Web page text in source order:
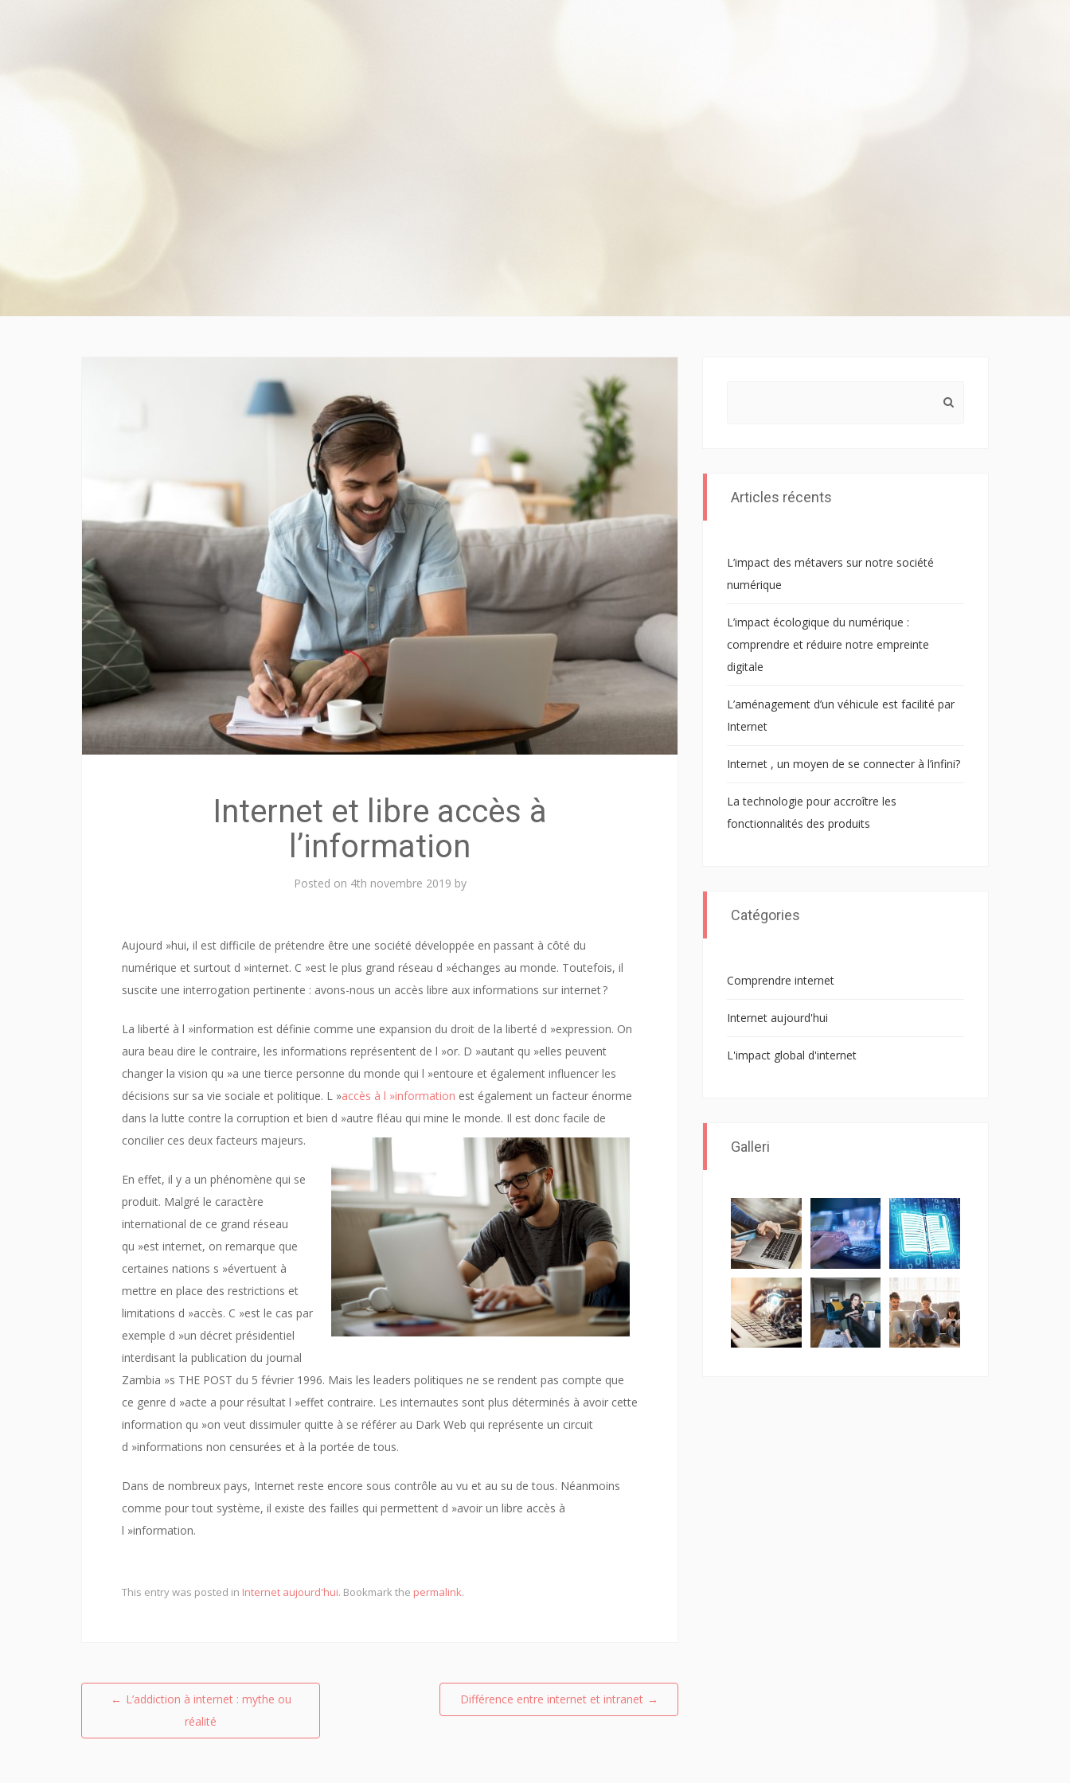
Internet et libre accès à
l’information
Posted on 4th novembre 2019 by
Aujourd »hui, il est difficile de prétendre être une société développée en passant à côté du
numérique et surtout d »internet. C »est le plus grand réseau d »échanges au monde. Toutefois, il
suscite une interrogation pertinente : avons-nous un accès libre aux informations sur internet ?
La liberté à l »information est définie comme une expansion du droit de la liberté d »expression. On
aura beau dire le contraire, les informations représentent de l »or. D »autant qu »elles peuvent
changer la vision qu »a une tierce personne du monde qui l »entoure et également influencer les
décisions sur sa vie sociale et politique. L »accès à l »information est également un facteur énorme
dans la lutte contre la corruption et bien d »autre fléau qui mine le monde. Il est donc facile de
concilier ces deux facteurs majeurs.
En effet, il y a un phénomène qui se
produit. Malgré le caractère
international de ce grand réseau
qu »est internet, on remarque que
certaines nations s »évertuent à
mettre en place des restrictions et
limitations d »accès. C »est le cas par
exemple d »un décret présidentiel
interdisant la publication du journal
Zambia »s THE POST du 5 février 1996. Mais les leaders politiques ne se rendent pas compte que
ce genre d »acte a pour résultat l »effet contraire. Les internautes sont plus déterminés à avoir cette
information qu »on veut dissimuler quitte à se référer au Dark Web qui représente un circuit
d »informations non censurées et à la portée de tous.
Dans de nombreux pays, Internet reste encore sous contrôle au vu et au su de tous. Néanmoins
comme pour tout système, il existe des failles qui permettent d »avoir un libre accès à
l »information.
This entry was posted in Internet aujourd'hui. Bookmark the permalink.
Navigation
l’article
← L’addiction à internet : mythe ou
réalité
Différence entre internet et intranet →
Articles récents
L’impact des métavers sur notre société
numérique
L’impact écologique du numérique :
comprendre et réduire notre empreinte
digitale
L’aménagement d’un véhicule est facilité par
Internet
Internet , un moyen de se connecter à l’infini?
La technologie pour accroître les
fonctionnalités des produits
Catégories
Comprendre internet
Internet aujourd'hui
L'impact global d'internet
Galleri